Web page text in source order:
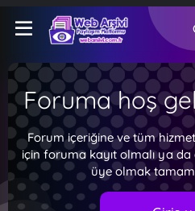
Foruma hoş
Forum içeriğine ve tüm
için foruma kayıt olmalı ya da
üye olmak